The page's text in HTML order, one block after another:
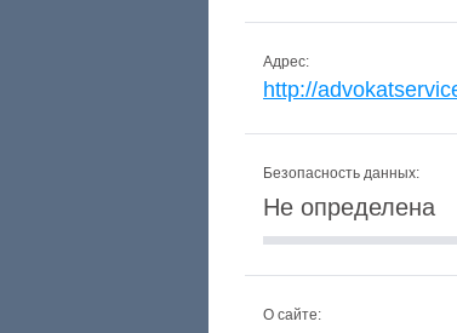
Адрес:
http://
Безопасность данных:
Не определена
О сайте: